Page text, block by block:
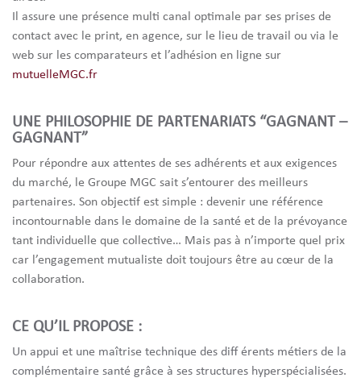
Il assure une présence multi canal optimale par ses prises de
contact avec le print, en agence, sur le lieu de travail ou via le
web sur les comparateurs et l’adhésion en ligne sur
mutuelleMGC.fr
UNE PHILOSOPHIE DE PARTENARIATS “GAGNANT –
GAGNANT”
Pour répondre aux attentes de ses adhérents et aux exigences
du marché, le Groupe MGC sait s’entourer des meilleurs
partenaires. Son objectif est simple : devenir une référence
incontournable dans le domaine de la santé et de la prévoyance
tant individuelle que collective… Mais pas à n’importe quel prix
car l’engagement mutualiste doit toujours être au cœur de la
collaboration.
CE QU’IL PROPOSE :
Un appui et une maîtrise technique des diﬀ érents métiers de la
complémentaire santé grâce à ses structures hyperspécialisées.